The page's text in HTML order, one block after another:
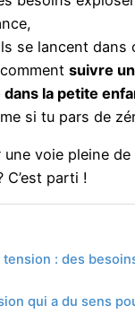
se lancent dans
suivre
la petite
si tu pars de
une voie pleine
C’est parti !
: des
qui a du sens